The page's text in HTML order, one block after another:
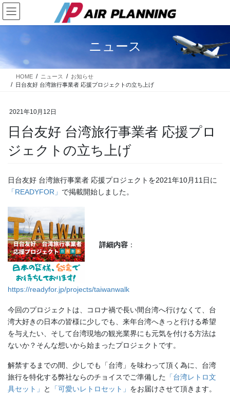
コ
ン
テ
に
移
ナ
ビ
ゲ
ョ
ン
ニュース
HOME ニュース
お知らせ
日台友好 台湾旅行事業者 応援プロジェクトの立ち上げ
2021年10月12日
日台友好 台湾旅行事業者 応援プロ
ジェクトの立ち上げ
日台友好 台湾旅行事業者 応援プロジェクトを2021年10月11日に
「READYFOR」 で掲載開始しました。
詳細内容 ：
https://readyfor.jp/projects/taiwanwalk
今回のプロジェクトは、コロナ禍で長い間台湾へ行けなくて、台
湾大好きの日本の皆様に少しでも、来年台湾へきっと行ける希望
を与えたい、そして台湾現地の観光業界にも元気を付ける方法は
ないか？そんな想いから始まったプロジェクトです。
解禁するまでの間、少しでも「台湾」を味わって頂く為に、台湾
旅行を特化する弊社ならのチョイスでご準備した 「台湾レトロ文
具セット」
と 「可愛いレトロセット」 をお届けさせて頂きます。